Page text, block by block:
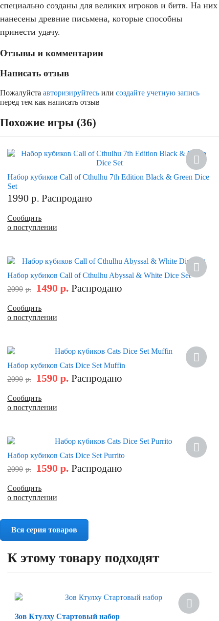
специально созданы для великих игроков и битв. На них
нанесены древние письмена, которые способны
принести удачу.
Отзывы и комментарии
Написать отзыв
Пожалуйста авторизируйтесь или создайте учетную запись
перед тем как написать отзыв
Похожие игры (36)
Набор кубиков Call of Cthulhu 7th Edition Black & Green Dice
Set
1990 р. Распродано
Сообщить
о поступлении
Набор кубиков Call of Cthulhu Abyssal & White Dice Set
2090 р. 1490 р. Распродано
Сообщить
о поступлении
Набор кубиков Cats Dice Set Muffin
2090 р. 1590 р. Распродано
Сообщить
о поступлении
Набор кубиков Cats Dice Set Purrito
2090 р. 1590 р. Распродано
Сообщить
о поступлении
Вся серия товаров
К этому товару подходят
Зов Ктулху Стартовый набор